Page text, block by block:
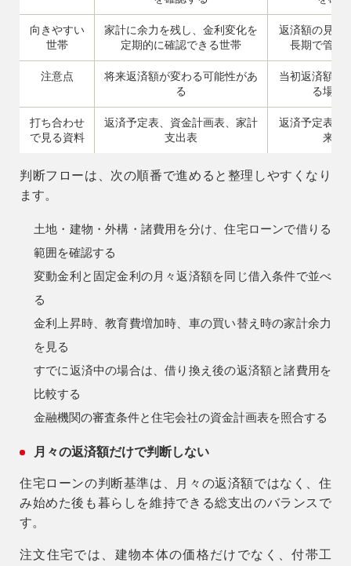
向きやすい
世帯
家計に余力を残し、金利変化を
定期的に確認できる世帯
返済額の見通
長期で管理
注意点
将来返済額が変わる可能性があ
る
当初返済額が
る場合
打ち合わせ
で見る資料
返済予定表、資金計画表、家計
支出表
返済予定表、
来支
判断フローは、次の順番で進めると整理しやすくなり
ます。
土地・建物・外構・諸費用を分け、住宅ローンで借りる
範囲を確認する
変動金利と固定金利の月々返済額を同じ借入条件で並べ
る
金利上昇時、教育費増加時、車の買い替え時の家計余力
を見る
すでに返済中の場合は、借り換え後の返済額と諸費用を
比較する
金融機関の審査条件と住宅会社の資金計画表を照合する
月々の返済額だけで判断しない
住宅ローンの判断基準は、月々の返済額ではなく、住
み始めた後も暮らしを維持できる総支出のバランスで
す。
注文住宅では、建物本体の価格だけでなく、付帯工